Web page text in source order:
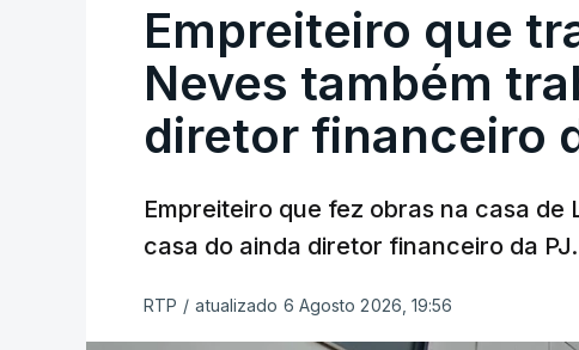
Empreiteiro que
Neves também
diretor financeiro
Empreiteiro que fez obras na casa
casa do ainda diretor financeiro da PJ.
RTP / atualizado 6 Agosto 2026, 19:56